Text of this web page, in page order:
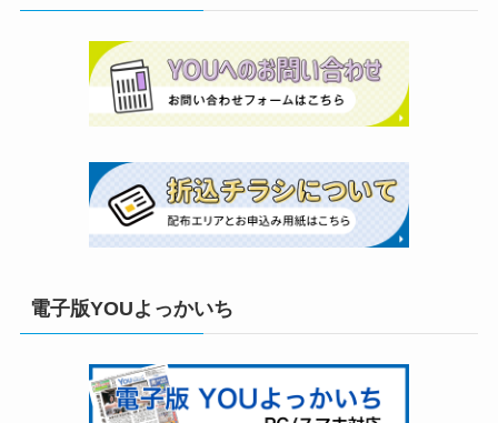
電子版YOUよっかいち